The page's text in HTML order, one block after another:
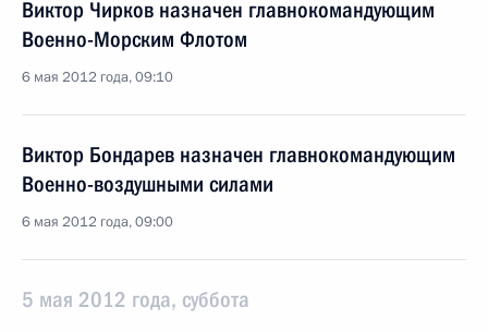
Виктор Чирков назначен главнокомандующим
Военно-Морским Флотом
6 мая 2012 года, 09:10
Виктор Бондарев назначен главнокомандующим
Военно-воздушными силами
6 мая 2012 года, 09:00
5 мая 2012 года, суббота